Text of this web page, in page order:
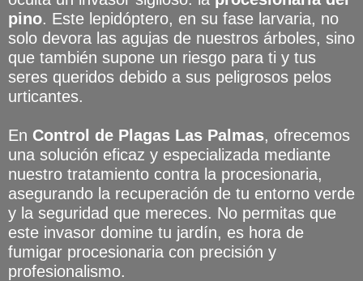
pino. Este lepidóptero, en su fase larvaria, no
solo devora las agujas de nuestros árboles, sino
que también supone un riesgo para ti y tus
seres queridos debido a sus peligrosos pelos
urticantes.
En Control de Plagas Las Palmas, ofrecemos
una solución eficaz y especializada mediante
nuestro tratamiento contra la procesionaria,
asegurando la recuperación de tu entorno verde
y la seguridad que mereces. No permitas que
este invasor domine tu jardín, es hora de
fumigar procesionaria con precisión y
profesionalismo.